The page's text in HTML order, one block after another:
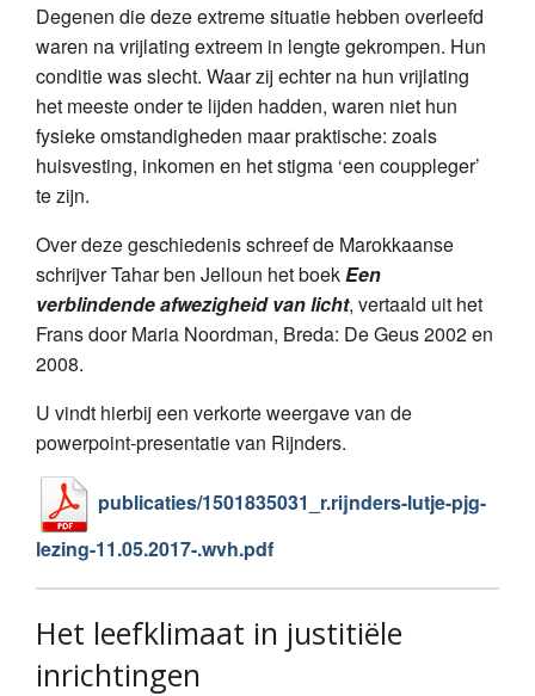
Degenen die deze extreme situatie hebben overleefd
waren na vrijlating extreem in lengte gekrompen. Hun
conditie was slecht. Waar zij echter na hun vrijlating
het meeste onder te lijden hadden, waren niet hun
fysieke omstandigheden maar praktische: zoals
huisvesting, inkomen en het stigma ‘een couppleger’
te zijn.
Over deze geschiedenis schreef de Marokkaanse
schrijver Tahar ben Jelloun het boek Een
verblindende afwezigheid van licht, vertaald uit het
Frans door Maria Noordman, Breda: De Geus 2002 en
2008.
U vindt hierbij een verkorte weergave van de
powerpoint-presentatie van Rijnders.
publicaties/1501835031_r.rijnders-lutje-pjg-
lezing-11.05.2017-.wvh.pdf
Het leefklimaat in justitiële
inrichtingen